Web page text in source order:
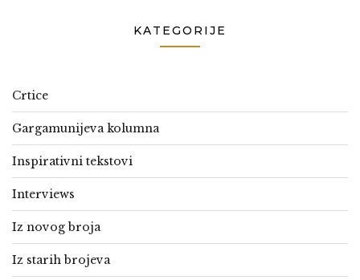
KATEGORIJE
Crtice
Gargamunijeva kolumna
Inspirativni tekstovi
Interviews
Iz novog broja
Iz starih brojeva